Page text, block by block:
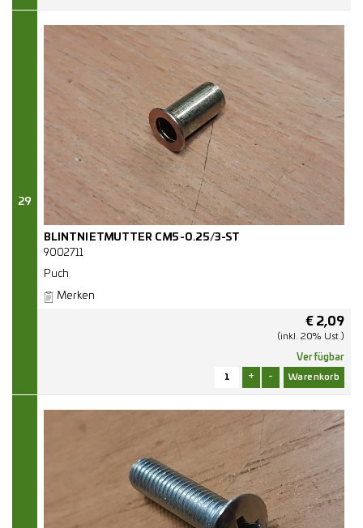
29
BLINTNIETMUTTER CM5-0.25/3-ST
9002711
Puch
Merken
€ 2,09
(inkl. 20% Ust.)
Verfügbar
+ -